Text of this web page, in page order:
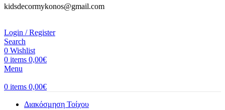
kidsdecormykonos@gmail.com
Login / Register
Search
0 Wishlist
0 items 0,00€
Menu
0 items 0,00€
Διακόσμηση Τοίχου